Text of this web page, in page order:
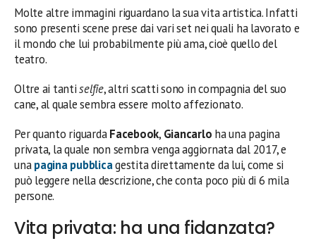
Molte altre immagini riguardano la sua vita artistica. Infatti
sono presenti scene prese dai vari set nei quali ha lavorato e
il mondo che lui probabilmente più ama, cioè quello del
teatro.
Oltre ai tantiselfie, altri scatti sono in compagnia del suo
cane, al quale sembra essere molto affezionato.
Per quanto riguardaFacebook, Giancarlo ha una pagina
privata, la quale non sembra venga aggiornata dal 2017, e
unapagina pubblicagestita direttamente da lui, come si
può leggere nella descrizione, che conta poco più di 6 mila
persone.
Vita privata: ha una fidanzata?